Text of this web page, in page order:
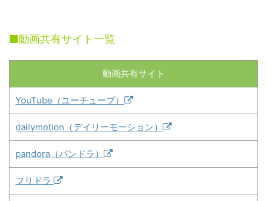
■動画共有サイト一覧
動画共有サイト
YouTube（ユーチューブ）
dailymotion（デイリーモーション）
pandora（パンドラ）
フリドラ